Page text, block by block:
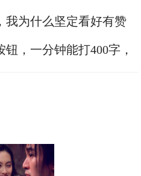
我为什么坚定看好有赞
，一分钟能打400字，